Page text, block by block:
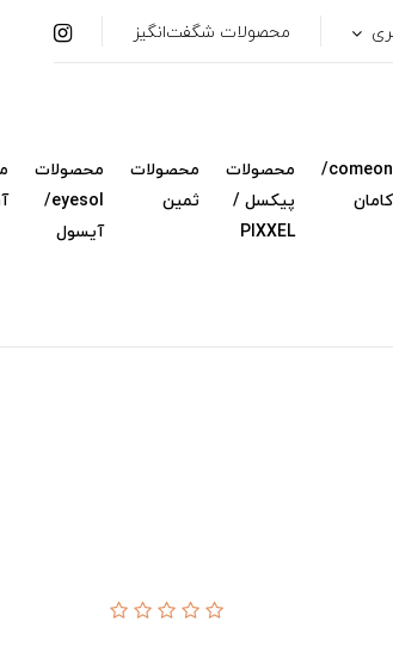
محصولات شگفت‌انگیز
comeon/
کامان
محصولات
پیکسل /
PIXXEL
محصولات
ثمین
محصولات
eyesol/
آیسول